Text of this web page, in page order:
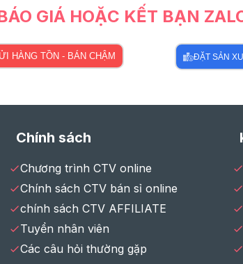
GIÁ HOẶC KẾT BẠN
HÀNG TỒN - BÁN CHẬM ĐẶT SẢN
Chính sách
Chương trình CTV online
Chính sách CTV bán sỉ online
chính sách CTV AFFILIATE
Tuyển nhân viên
Các câu hỏi thường gặp